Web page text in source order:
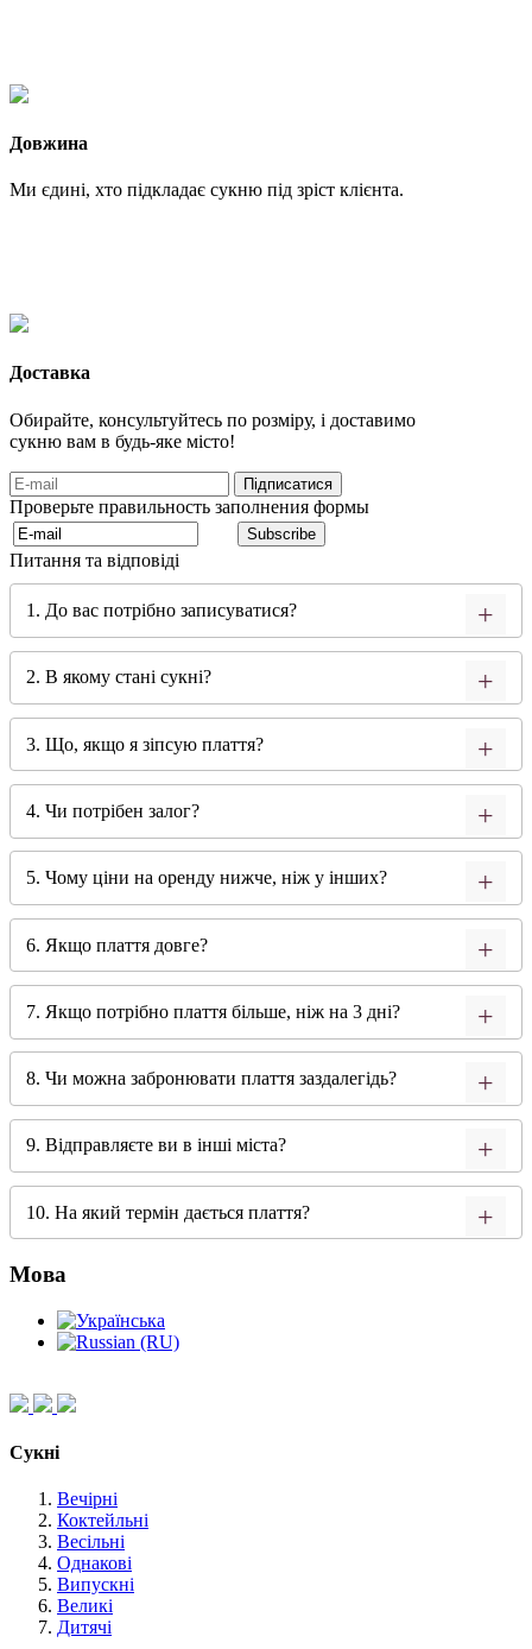
Довжина
Ми єдині, хто підкладає сукню під зріст клієнта.
Доставка
Обирайте, консультуйтесь по розміру, і доставимо
сукню вам в будь-яке місто!
Проверьте правильность заполнения формы
Питання та відповіді
1. До вас потрібно записуватися?
2. В якому стані сукні?
3. Що, якщо я зіпсую плаття?
4. Чи потрібен залог?
5. Чому ціни на оренду нижче, ніж у інших?
6. Якщо плаття довге?
7. Якщо потрібно плаття більше, ніж на 3 дні?
8. Чи можна забронювати плаття заздалегідь?
9. Відправляєте ви в інші міста?
10. На який термін дається плаття?
Мова
Сукні
Вечірні
Коктейльні
Весільні
Однакові
Випускні
Великі
Дитячі